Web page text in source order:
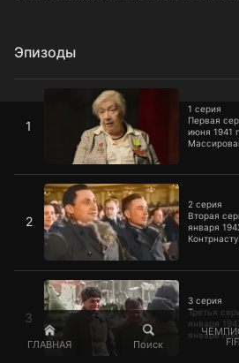
ГЛАВНАЯ Поиск
Эпизоды
1
1 серия
Первая
июня 1941
самыми
миллионы
2
2 серия
Вторая
января
других
фронтам.
операции
новым
2 серия
3
3 серия
Третья
января
январе
3 серия